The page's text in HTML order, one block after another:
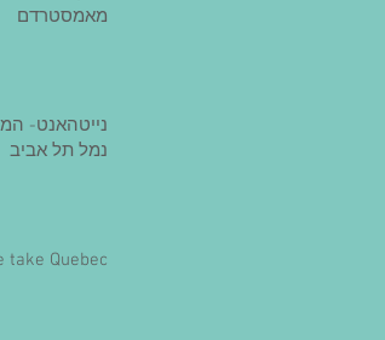
מאמסטרדם
נייטהאנט-
נמל תל אביב
take Quebec